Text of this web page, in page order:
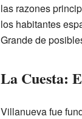
las razones
los habitantes
Grande de
La Cuesta:
Villanueva fue